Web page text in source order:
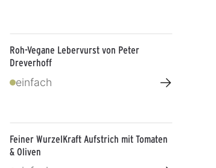
Roh-Vegane Lebervurst von Peter
Dreverhoff
einfach →
Feiner WurzelKraft Aufstrich mit Tomaten
& Oliven